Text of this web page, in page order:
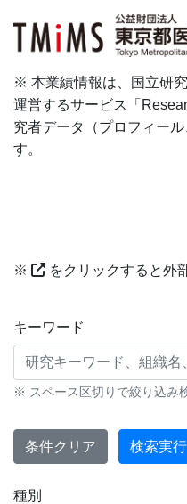
※ 本業績情報は、国立研
運営するサービス「
究者データ（プロフィー
す。
※ をクリックすると外
研究業績に対する
キーワード
※ スペース区切りで絞り込み
条件クリア 検索実行
種別